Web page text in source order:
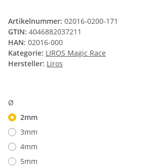
Artikelnummer: 02016-0200-171
GTIN: 4046882037211
HAN: 02016-000
Kategorie: LIROS Magic Race
Hersteller: Liros
Ø
2mm
3mm
4mm
5mm